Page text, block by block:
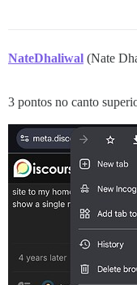
NateDhaliwal (Nate
3 pontos no canto